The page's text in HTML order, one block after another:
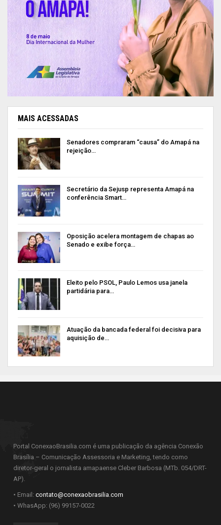
Participaram do evento as procuradoras do MP-
AP, Ivana Cei e Estela Maria Pinheiro do
Nascimento Sá; os promotores de justiça
Marcelo Moreira, Christie Damasceno, Anderson
Batista, Miguel Angel Ferreira; e representantes
da Procuradoria da República do Amapá Theresa
Luíza Fontinnelli Maia; do Tribunal Regional do
Trabalho Odaíse Cristina Picanço Martins; do
Ministério Público de Contas Rachel Barbalho
Ribeiro da Silva; e do Tribunal Regional Eleitoral do
Amapá, Lena Márcia Borges Mendes.
Publicidade (x)
MAIS ACESSADAS
Senadores compraram “causa” do Amapá na
rejeição…
Secretário da Sejusp representa Amapá na
conferência Smart…
Oposição acelera montagem de chapas ao
Senado e exibe força…
Eleito pelo PSOL, Paulo Lemos usa janela
partidária para…
Atuação da bancada federal foi decisiva para
aquisição de…
Portal ConexaoBrasilia.com é uma publicação da agência Conexão
Brasília – Comunicação Assessoria e Marketing, tendo como
diretor-geral o jornalista amapaense Cleber Barbosa (MTb. 054/DRT-
AP).
• Email: contato@conexaobrasilia.com
• WhasApp: (96) 99157-0022